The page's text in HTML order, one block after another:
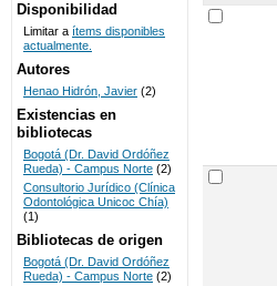
BIBLIOTECAS
UNICOC
Disponibilidad
Limitar a ítems disponibles
actualmente.
Autores
Henao Hidrón, Javier (2)
Existencias en
bibliotecas
Bogotá (Dr. David Ordóñez
Rueda) - Campus Norte (2)
Consultorio Jurídico (Clínica
Odontológica Unicoc Chía)
(1)
Bibliotecas de origen
Bogotá (Dr. David Ordóñez
Rueda) - Campus Norte (2)